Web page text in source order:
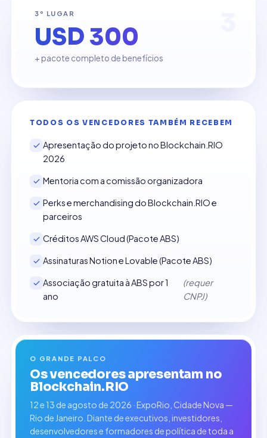
3º LUGAR
USD 300
+ pacote completo de benefícios
TODOS OS VENCEDORES TAMBÉM RECEBEM
Apresentação do projeto no Blockchain.RIO
2026
Mentoria com a comissão organizadora
Perks e merchandising do Blockchain.RIO e
parceiros
Créditos AWS Cloud (Pacote ABS)
Assinaturas Notion e Lovable (Pacote ABS)
Associação gratuita à ABS por 1
ano
(requer
CNPJ)
O GRANDE PALCO
Os vencedores apresentam no
Blockchain.RIO
12 e 13 de agosto de 2026 · ExpoRio, Cidade Nova —
Rio de Janeiro. Diante de executivos, investidores,
desenvolvedores e formadores de política de toda a